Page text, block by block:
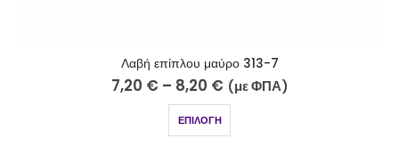
Λαβή επίπλου μαύρο 313-7
7,20 € – 8,20 € (με ΦΠΑ)
ΕΠΙΛΟΓΉ